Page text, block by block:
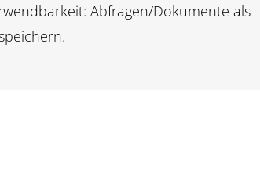
Abfragen/Dokumente als